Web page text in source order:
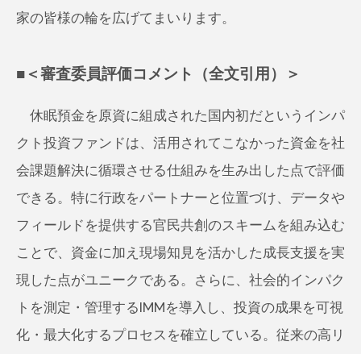
家の皆様の輪を広げてまいります。
■＜審査委員評価コメント（全文引用）＞
休眠預金を原資に組成された国内初だというインパ
クト投資ファンドは、活用されてこなかった資金を社
会課題解決に循環させる仕組みを生み出した点で評価
できる。特に行政をパートナーと位置づけ、データや
フィールドを提供する官民共創のスキームを組み込む
ことで、資金に加え現場知見を活かした成長支援を実
現した点がユニークである。さらに、社会的インパク
トを測定・管理するIMMを導入し、投資の成果を可視
化・最大化するプロセスを確立している。従来の高リ